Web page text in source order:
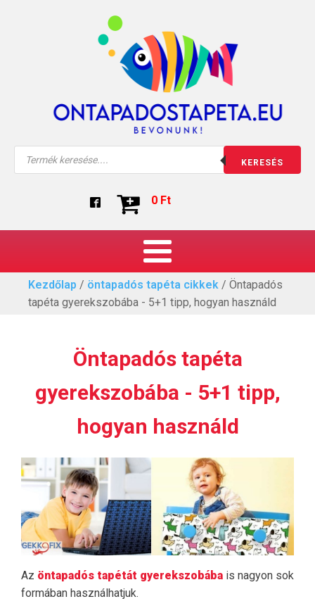
Products
KERESÉS
0 Ft
Kezdőlap / öntapadós tapéta cikkek / Öntapadós
tapéta gyerekszobába - 5+1 tipp, hogyan használd
Öntapadós tapéta
gyerekszobába - 5+1 tipp,
hogyan használd
Az öntapadós tapétát gyerekszobába is nagyon sok
formában használhatjuk.